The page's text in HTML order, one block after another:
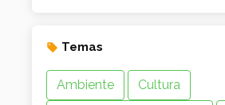
Temas
Ambiente Cultura